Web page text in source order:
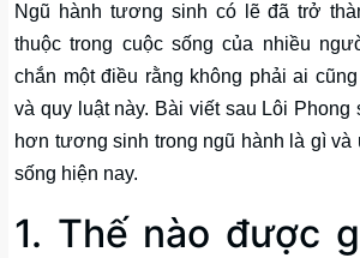
Ngũ hành tương sinh có lẽ đã trở
thuộc trong cuộc sống của nhiều
chắn một điều rằng không phải ai
và quy luật này. Bài viết sau Lôi Phong
hơn tương sinh trong ngũ hành là gì và
sống hiện nay.
1. Thế nào được